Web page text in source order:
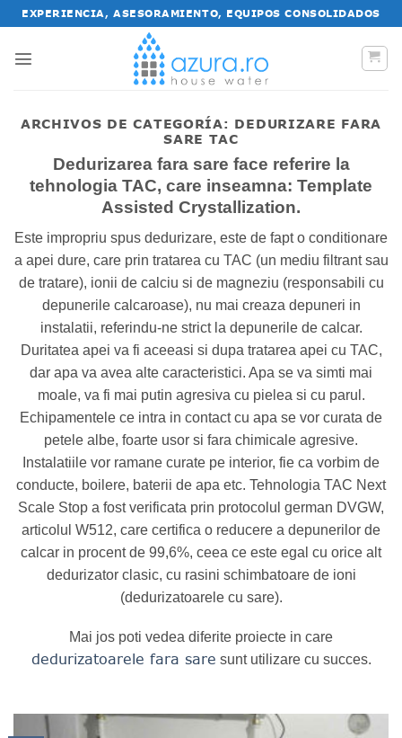
Saltar
al
contenido
EXPERIENCIA, ASESORAMIENTO, EQUIPOS CONSOLIDADOS
ARCHIVOS DE CATEGORÍA: DEDURIZARE FARA
SARE TAC
Dedurizarea fara sare face referire la
tehnologia TAC, care inseamna: Template
Assisted Crystallization.
Este impropriu spus dedurizare, este de fapt o conditionare
a apei dure, care prin tratarea cu TAC (un mediu filtrant sau
de tratare), ionii de calciu si de magneziu (responsabili cu
depunerile calcaroase), nu mai creaza depuneri in
instalatii, referindu-ne strict la depunerile de calcar.
Duritatea apei va fi aceeasi si dupa tratarea apei cu TAC,
dar apa va avea alte caracteristici. Apa se va simti mai
moale, va fi mai putin agresiva cu pielea si cu parul.
Echipamentele ce intra in contact cu apa se vor curata de
petele albe, foarte usor si fara chimicale agresive.
Instalatiile vor ramane curate pe interior, fie ca vorbim de
conducte, boilere, baterii de apa etc. Tehnologia TAC Next
Scale Stop a fost verificata prin protocolul german DVGW,
articolul W512, care certifica o reducere a depunerilor de
calcar in procent de 99,6%, ceea ce este egal cu orice alt
dedurizator clasic, cu rasini schimbatoare de ioni
(dedurizatoarele cu sare).
Mai jos poti vedea diferite proiecte in care
dedurizatoarele fara sare sunt utilizare cu succes.